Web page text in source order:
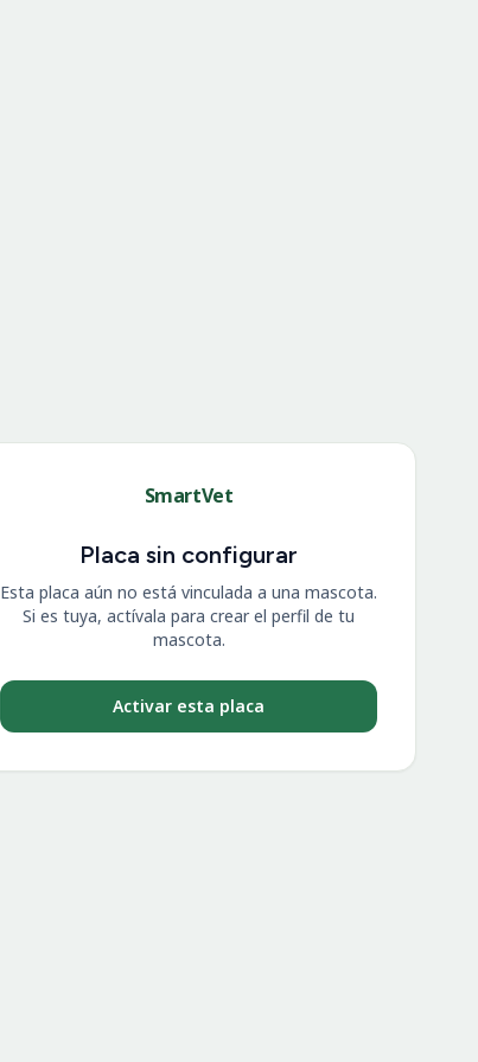
SmartVet
Placa sin configurar
Esta placa aún no está vinculada a una mascota.
Si es tuya, actívala para crear el perfil de tu
mascota.
Activar esta placa